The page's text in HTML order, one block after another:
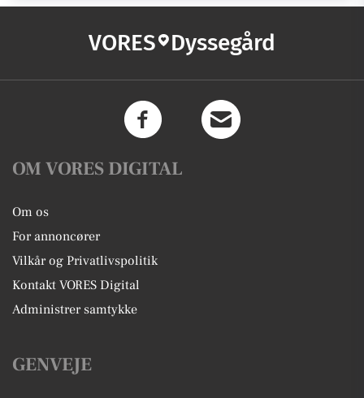
VORES Dyssegård
OM VORES DIGITAL
Om os
For annoncører
Vilkår og Privatlivspolitik
Kontakt VORES Digital
Administrer samtykke
GENVEJE